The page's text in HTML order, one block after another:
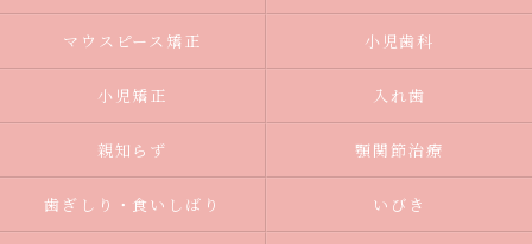
マウスピース矯正 小児歯科
小児矯正 入れ歯
親知らず 顎関節治療
歯ぎしり・食いしばり いびき